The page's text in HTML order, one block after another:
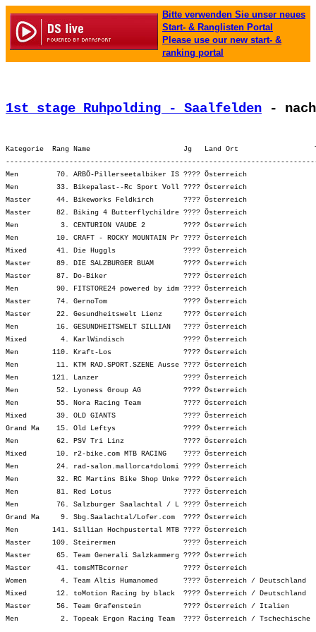
Bitte verwenden Sie unser neues
Start- & Ranglisten Portal
Please use our new start- &
ranking portal
1st stage Ruhpolding - Saalfelden -
Kategorie  Rang Name                      Jg   Land Ort
Men         70. ARBÖ-Pillerseetalbiker IS ???? Österreich
Men         33. Bikepalast--Rc Sport Voll ???? Österreich
Master      44. Bikeworks Feldkirch       ???? Österreich
Master      82. Biking 4 Butterflychildre ???? Österreich
Men          3. CENTURION VAUDE 2         ???? Österreich
Men         10. CRAFT - ROCKY MOUNTAIN Pr ???? Österreich
Mixed       41. Die Huggls                ???? Österreich
Master      89. DIE SALZBURGER BUAM       ???? Österreich
Master      87. Do-Biker                  ???? Österreich
Men         90. FITSTORE24 powered by idm ???? Österreich
Master      74. GernoTom                  ???? Österreich
Master      22. Gesundheitswelt Lienz     ???? Österreich
Men         16. GESUNDHEITSWELT SILLIAN   ???? Österreich
Mixed        4. KarlWindisch              ???? Österreich
Men        110. Kraft-Los                 ???? Österreich
Men         11. KTM RAD.SPORT.SZENE Ausse ???? Österreich
Men        121. Lanzer                    ???? Österreich
Men         52. Lyoness Group AG          ???? Österreich
Men         55. Nora Racing Team          ???? Österreich
Mixed       39. OLD GIANTS                ???? Österreich
Grand Ma    15. Old Leftys                ???? Österreich
Men         62. PSV Tri Linz              ???? Österreich
Mixed       10. r2-bike.com MTB RACING    ???? Österreich
Men         24. rad-salon.mallorca+dolomi ???? Österreich
Men         32. RC Martins Bike Shop Unke ???? Österreich
Men         81. Red Lotus                 ???? Österreich
Men         76. Salzburger Saalachtal / L ???? Österreich
Grand Ma     9. Sbg.Saalachtal/Lofer.com  ???? Österreich
Men        141. Sillian Hochpustertal MTB ???? Österreich
Master     109. Steirermen                ???? Österreich
Master      65. Team Generali Salzkammerg ???? Österreich
Master      41. tomsMTBcorner             ???? Österreich
Women        4. Team Altis Humanomed      ???? Österreich /
Mixed       12. toMotion Racing by black  ???? Österreich /
Master      56. Team Grafenstein          ???? Österreich /